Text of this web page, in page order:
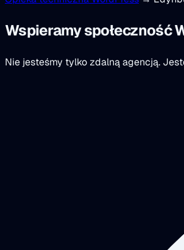
Wspieramy społeczność
Nie jesteśmy tylko zdalną agencją.